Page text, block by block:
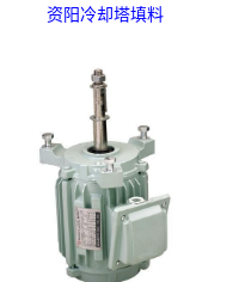
资阳冷却塔填料